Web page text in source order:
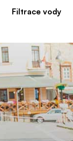
Filtrace vody